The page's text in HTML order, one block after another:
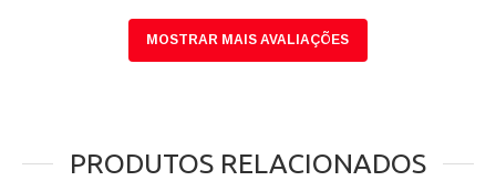
MOSTRAR MAIS AVALIAÇÕES
PRODUTOS RELACIONADOS